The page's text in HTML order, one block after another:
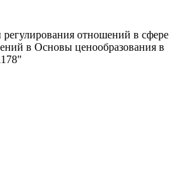
регулирования отношений в сфере
в Основы ценообразования в